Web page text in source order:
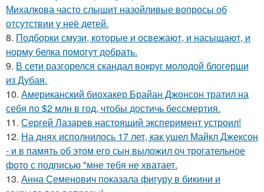
Михалкова часто слышит назойливые вопросы об
отсутствии у неё детей.
8. Подборки смузи, которые и освежают, и насыщают, и
норму белка помогут добрать.
9. В сети разгорелся скандал вокруг молодой блогерши
из Дубая.
10. Американский биохакер Брайан Джонсон тратил на
себя по $2 млн в год, чтобы достичь бессмертия.
11. Сергей Лазарев настоящий эксперимент устроил!
12. На днях исполнилось 17 лет, как ушел Майкл Джексон
- и в память об этом его сын выложил оч трогательное
фото с подписью "мне тебя не хватает.
13. Анна Семенович показала фигуру в бикини и